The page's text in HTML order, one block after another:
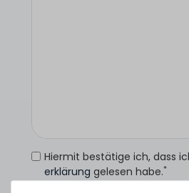
Hiermit bestätige ich, dass
erklärung gelesen habe.*